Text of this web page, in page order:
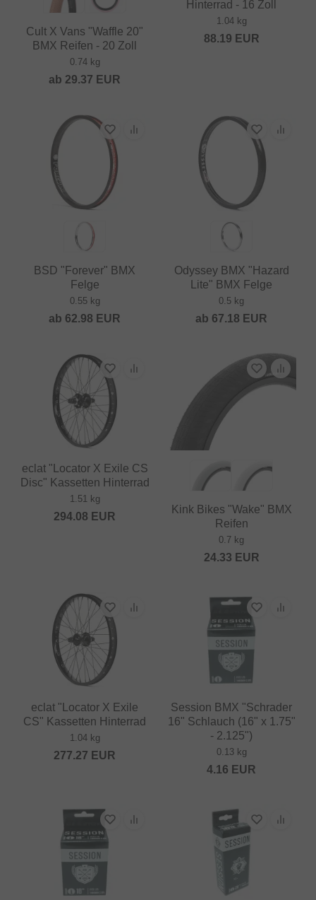
Cult X Vans "Waffle 20"
BMX Reifen - 20 Zoll
0.74 kg
ab 29.37 EUR
Hinterrad - 16 Zoll
1.04 kg
88.19 EUR
BSD "Forever" BMX
Felge
0.55 kg
ab 62.98 EUR
Odyssey BMX "Hazard
Lite" BMX Felge
0.5 kg
ab 67.18 EUR
eclat "Locator X Exile CS
Disc" Kassetten Hinterrad
1.51 kg
294.08 EUR
Kink Bikes "Wake" BMX
Reifen
0.7 kg
24.33 EUR
eclat "Locator X Exile
CS" Kassetten Hinterrad
1.04 kg
277.27 EUR
Session BMX "Schrader
16" Schlauch (16" x 1.75"
- 2.125")
0.13 kg
4.16 EUR